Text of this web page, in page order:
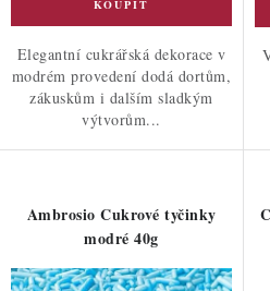
Elegantní cukrářská dekorace v
modrém provedení dodá dortům,
zákuskům i dalším sladkým
výtvorům...
Ambrosio Cukrové tyčinky
modré 40g